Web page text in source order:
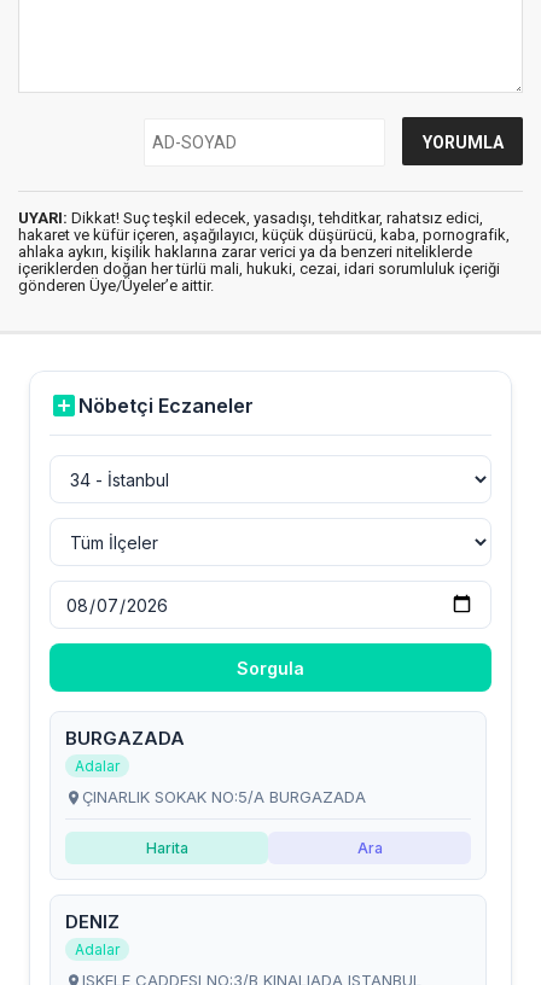
UYARI: Dikkat! Suç teşkil edecek, yasadışı, tehditkar, rahatsız edici,
hakaret ve küfür içeren, aşağılayıcı, küçük düşürücü, kaba, pornografik,
ahlaka aykırı, kişilik haklarına zarar verici ya da benzeri niteliklerde
içeriklerden doğan her türlü mali, hukuki, cezai, idari sorumluluk içeriği
gönderen Üye/Üyeler’e aittir.